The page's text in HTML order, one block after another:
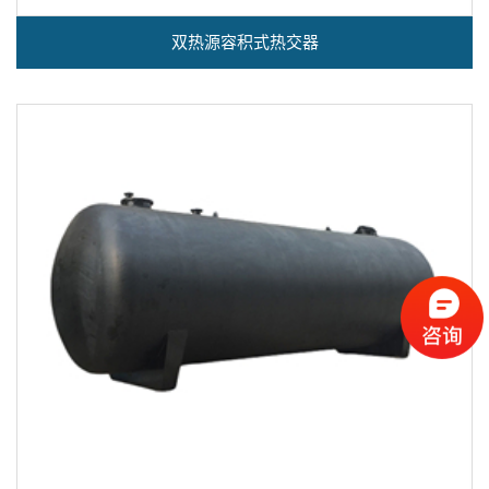
双热源容积式热交器